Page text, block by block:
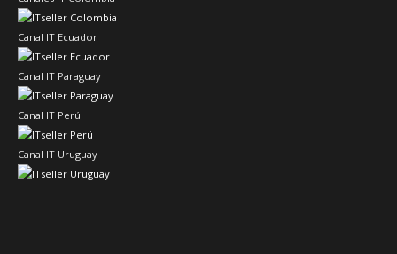
Canal IT Ecuador
Canal IT Paraguay
Canal IT Perú
Canal IT Uruguay